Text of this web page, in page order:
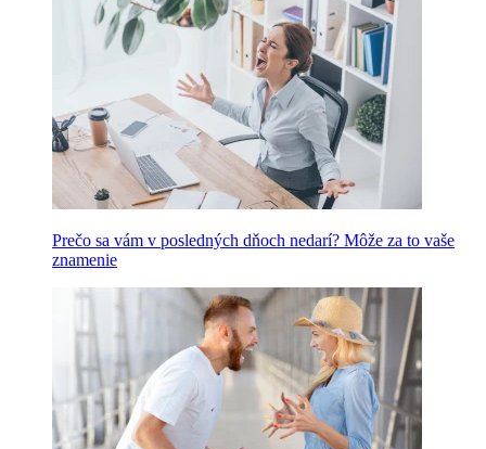
Prečo sa vám v posledných dňoch nedarí? Môže za to vaše
znamenie